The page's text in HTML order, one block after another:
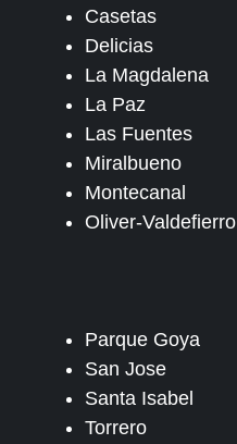
Casetas
Delicias
La Magdalena
La Paz
Las Fuentes
Miralbueno
Montecanal
Oliver-Valdefierro
Parque Goya
San Jose
Santa Isabel
Torrero